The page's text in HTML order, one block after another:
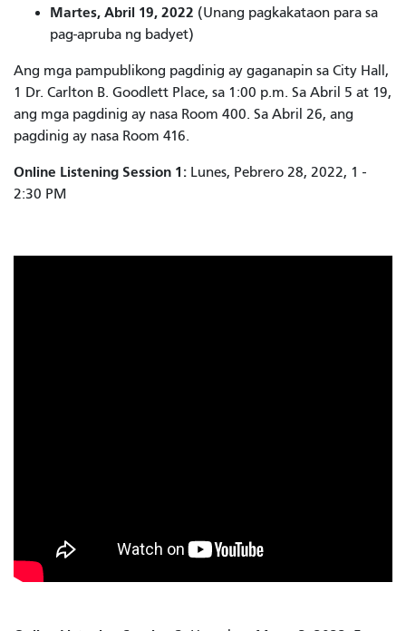
Martes, Abril 19, 2022 (Unang pagkakataon para sa
pag-apruba ng badyet)
Ang mga pampublikong pagdinig ay gaganapin sa City Hall,
1 Dr. Carlton B. Goodlett Place, sa 1:00 p.m. Sa Abril 5 at 19,
ang mga pagdinig ay nasa Room 400. Sa Abril 26, ang
pagdinig ay nasa Room 416.
Online Listening Session 1: Lunes, Pebrero 28, 2022, 1 -
2:30 PM